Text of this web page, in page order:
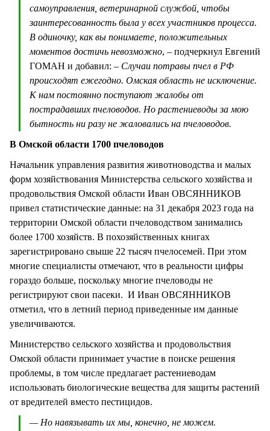
самоуправления, ветеринарной службой, чтобы
заинтересованность была у всех участников процесса.
В одиночку, как вы понимаете, положительных
моментов достичь невозможно, – подчеркнул Евгений
ГОМАН и добавил: – Случаи потравы пчел в РФ
происходят ежегодно. Омская область не исключение.
К нам постоянно поступают жалобы от
пострадавших пчеловодов. Но растениеводы за мою
бытность ни разу не жаловались на пчеловодов.
В Омской области 1700 пчеловодов
Начальник управления развития животноводства и малых
форм хозяйствования Министерства сельского хозяйства и
продовольствия Омской области Иван ОВСЯННИКОВ
привел статистические данные: на 31 декабря 2023 года на
территории Омской области пчеловодством занимались
более 1700 хозяйств. В похозяйственных книгах
зарегистрировано свыше 22 тысяч пчелосемей. При этом
многие специалисты отмечают, что в реальности цифры
гораздо больше, поскольку многие пчеловоды не
регистрируют свои пасеки. И Иван ОВСЯННИКОВ
отметил, что в летний период приведенные им данные
увеличиваются.
Министерство сельского хозяйства и продовольствия
Омской области принимает участие в поиске решения
проблемы, в том числе предлагает растениеводам
использовать биологические вещества для защиты растений
от вредителей вместо пестицидов.
— Но навязывать их мы, конечно, не можем.